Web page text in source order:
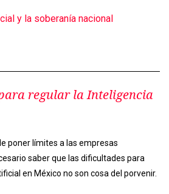
regular la Inteligencia
poner límites a las empresas
saber que las dificultades para
en México no son cosa del porvenir.